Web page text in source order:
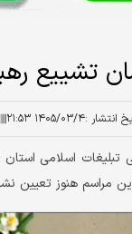
تشییع
انتشار :۱۴۰۵/۰۳/۴ ۲۱:۵۳
اسلامی استان
مراسم هنوز تعیین